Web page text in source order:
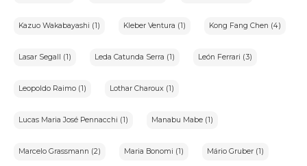
Kazuo Wakabayashi (1) Kleber Ventura (1) Kong Fang Chen (4)
Lasar Segall (1) Leda Catunda Serra (1) León Ferrari (3)
Leopoldo Raimo (1) Lothar Charoux (1)
Lucas Maria José Pennacchi (1) Manabu Mabe (1)
Marcelo Grassmann (2) Maria Bonomi (1) Mário Gruber (1)